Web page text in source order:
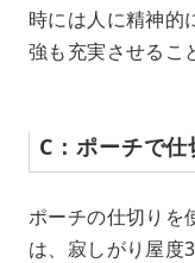
時には人に精神的
強も充実させるこ
C：ポーチで
ポーチの仕切りを
は、寂しがり屋度